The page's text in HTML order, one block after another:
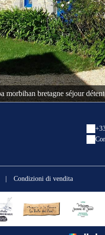
morbihan bretagne séjour
Condizioni di vendita